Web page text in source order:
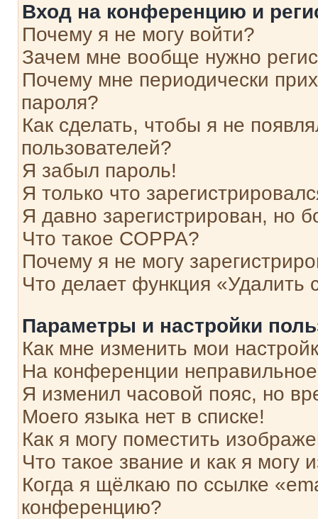
Вход на конференцию и
Почему я не могу войти?
Зачем мне вообще нужно
Почему мне периодически
пароля?
Как сделать, чтобы я не
пользователей?
Я забыл пароль!
Я только что
Я давно зарегистрирован, но
Что такое COPPA?
Почему я не могу
Что делает функция «Удалить
Параметры и настройки
Как мне изменить мои
На конференции
Я изменил часовой пояс, но
Моего языка нет в списке!
Как я могу поместить
Что такое звание и как я могу
Когда я щёлкаю по ссылке
конференцию?